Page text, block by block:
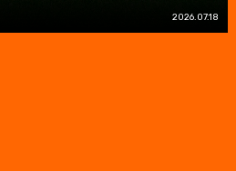
2026.07.18